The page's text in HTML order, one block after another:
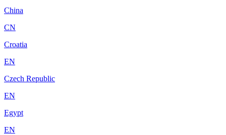
China
CN
Croatia
EN
Czech Republic
EN
Egypt
EN